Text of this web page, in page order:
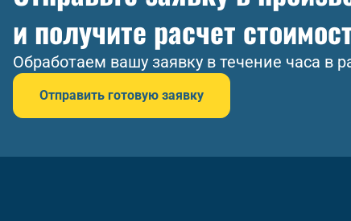
и получите расчет
Обработаем вашу заявку в течение часа в
Отправить готовую заявку